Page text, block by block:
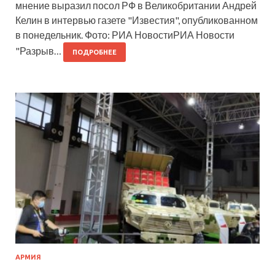
мнение выразил посол РФ в Великобритании Андрей
Келин в интервью газете "Известия", опубликованном
в понедельник. Фото: РИА НовостиРИА Новости
"Разрыв…
ПОДРОБНЕЕ
АРМИЯ